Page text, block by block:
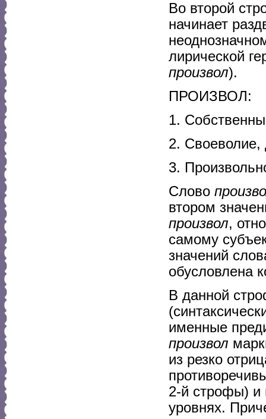
Во второй
начинает
лирической
произвол).
ПРОИЗВОЛ:
1.
2. Своеволие,
3.
Слово
втором
произвол,
самому
значений
обусловлена
В данной
именные
произвол
из резко
2-й строфы) и
уровнях.